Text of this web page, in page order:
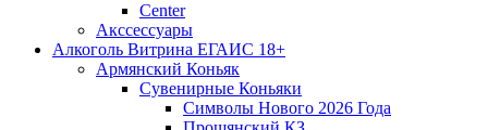
Сenter
Акссессуары
Алкоголь Витрина ЕГАИС 18+
Армянский Коньяк
Сувенирные Коньяки
Символы Нового 2026 Года